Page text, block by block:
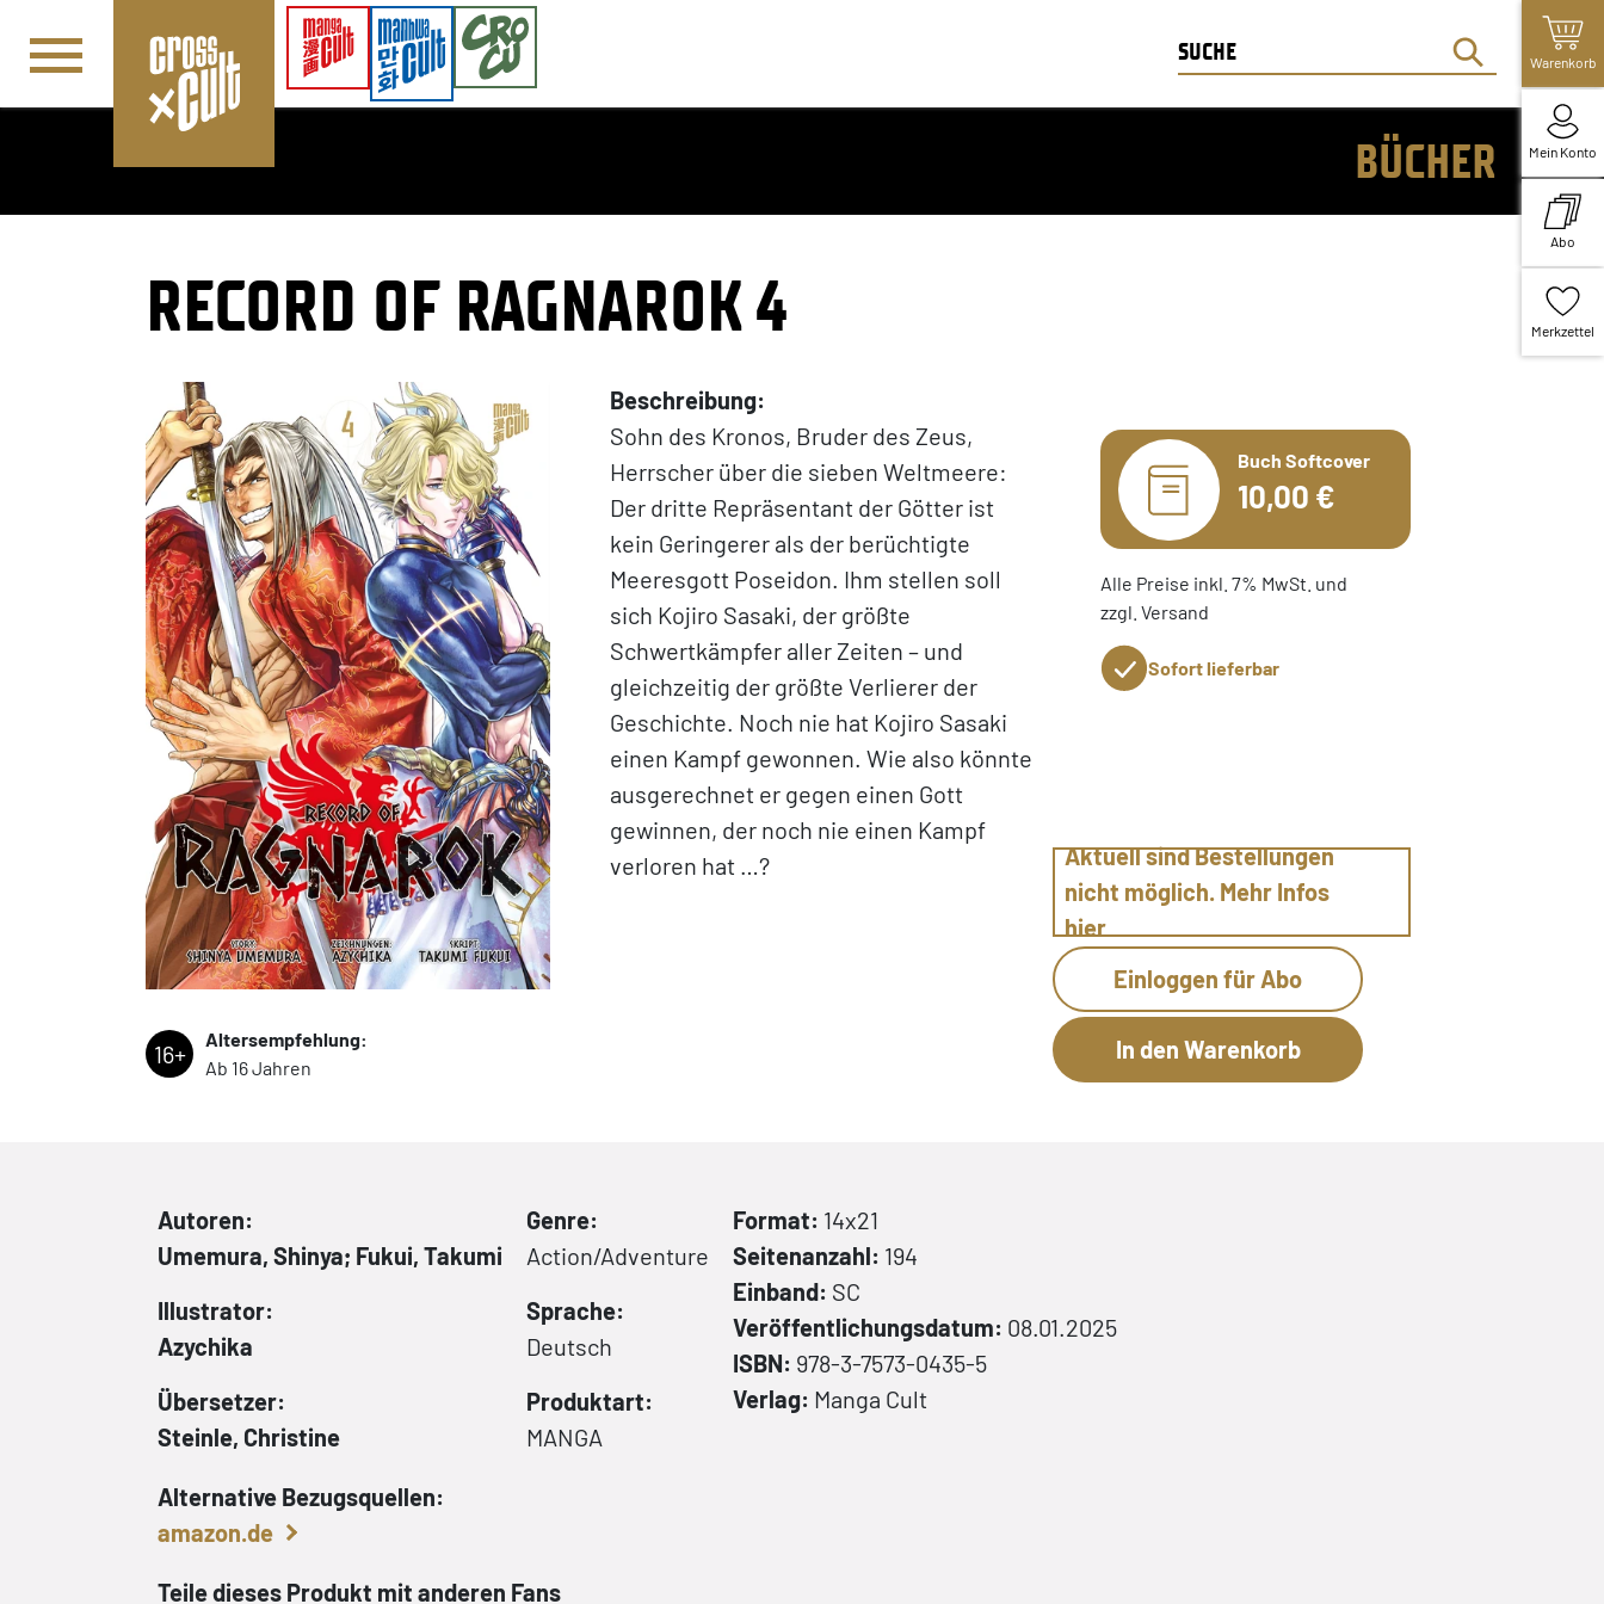
Warenkorb
Mein Konto
Abo
Merkzettel
BÜCHER
RECORD OF RAGNAROK 4
16+
Altersempfehlung:
Ab 16 Jahren
Beschreibung:
Sohn des Kronos, Bruder des Zeus,
Herrscher über die sieben Weltmeere:
Der dritte Repräsentant der Götter ist
kein Geringerer als der berüchtigte
Meeresgott Poseidon. Ihm stellen soll
sich Kojiro Sasaki, der größte
Schwertkämpfer aller Zeiten – und
gleichzeitig der größte Verlierer der
Geschichte. Noch nie hat Kojiro Sasaki
einen Kampf gewonnen. Wie also könnte
ausgerechnet er gegen einen Gott
gewinnen, der noch nie einen Kampf
verloren hat …?
Buch Softcover
10,00 €
Alle Preise inkl. 7% MwSt. und
zzgl. Versand
Sofort lieferbar
Aktuell sind Bestellungen
nicht möglich. Mehr Infos
hier
Einloggen für Abo
Autoren:
Umemura, Shinya; Fukui, Takumi
Illustrator:
Azychika
Übersetzer:
Steinle, Christine
Genre:
Action/Adventure
Sprache:
Deutsch
Produktart:
MANGA
Format: 14x21
Seitenanzahl: 194
Einband: SC
Veröffentlichungsdatum: 08.01.2025
ISBN: 978-3-7573-0435-5
Verlag: Manga Cult
Alternative Bezugsquellen:
amazon.de
Teile dieses Produkt mit anderen Fans